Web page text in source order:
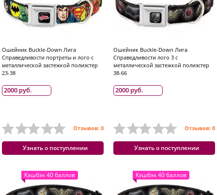
Ошейник Buckle-Down Лига
Справедливости портреты и лого с
металлической застежкой полиэстер
23-38
2000 руб.
Отзывов: 0
Узнать о поступлении
Ошейник Buckle-Down Лига
Справедливости лого 3 с
металлической застежкой полиэстер
38-66
2000 руб.
Отзывов: 0
Узнать о поступлении
Кэшбэк 40 баллов Кэшбэк 40 баллов